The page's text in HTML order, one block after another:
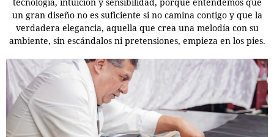
un gran diseño no es suficiente si no camina contigo y que la
verdadera elegancia, aquella que crea una melodía con su
ambiente, sin escándalos ni pretensiones, empieza en los pies.